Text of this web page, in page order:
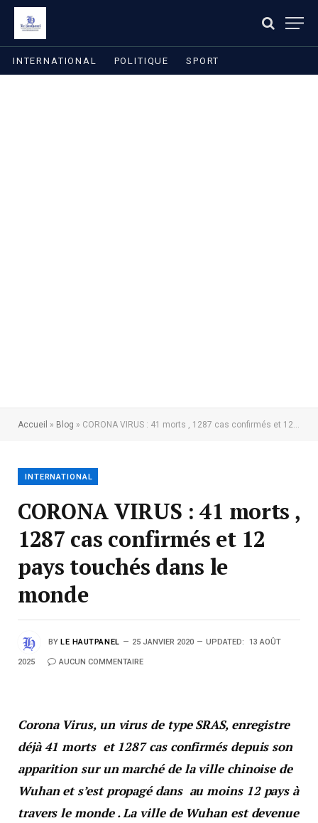
INTERNATIONAL POLITIQUE SPORT
Accueil » Blog » CORONA VIRUS : 41 morts , 1287 cas confirmés et 12 pays touchés dans le monde
INTERNATIONAL
CORONA VIRUS : 41 morts ,
1287 cas confirmés et 12
pays touchés dans le
monde
BY LE HAUTPANEL 25 JANVIER 2020 UPDATED: 13 AOÛT
2025 AUCUN COMMENTAIRE
Corona Virus, un virus de type SRAS, enregistre
déjà 41 morts et 1287 cas confirmés depuis son
apparition sur un marché de la ville chinoise de
Wuhan et s’est propagé dans au moins 12 pays à
travers le monde . La ville de Wuhan est devenue